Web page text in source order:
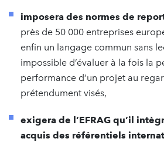
imposera des normes de
près de 50 000 entreprises
enfin un langage commun sans
impossible d’évaluer à la fois la
performance d’un projet au
prétendument visés,
exigera de l’EFRAG qu’il
acquis des référentiels